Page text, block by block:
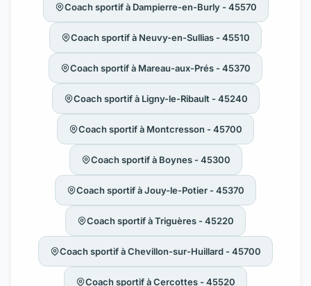
Coach sportif à Dampierre-en-Burly - 45570
Coach sportif à Neuvy-en-Sullias - 45510
Coach sportif à Mareau-aux-Prés - 45370
Coach sportif à Ligny-le-Ribault - 45240
Coach sportif à Montcresson - 45700
Coach sportif à Boynes - 45300
Coach sportif à Jouy-le-Potier - 45370
Coach sportif à Triguères - 45220
Coach sportif à Chevillon-sur-Huillard - 45700
Coach sportif à Cercottes - 45520